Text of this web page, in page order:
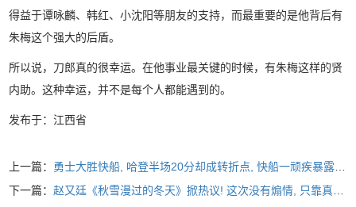
得益于谭咏麟、韩红、小沈阳等朋友的支持，而最重要的是他背后有
朱梅这个强大的后盾。
所以说，刀郎真的很幸运。在他事业最关键的时候，有朱梅这样的贤
内助。这种幸运，并不是每个人都能遇到的。
发布于：江西省
上一篇： 勇士大胜快船, 哈登半场20分却成转折点, 快船一顽疾暴露无遗
下一篇：赵又廷《秋雪漫过的冬天》掀热议! 这次没有煽情, 只靠真正的实力